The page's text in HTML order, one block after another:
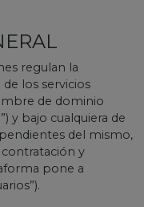
regulan la
de los servicios
de dominio
y bajo cualquiera de
del mismo,
y
pone a